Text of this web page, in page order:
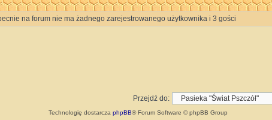
na forum nie ma żadnego zarejestrowanego użytkownika i 3 gości
Przejdź do:
Technologię dostarcza phpBB® Forum Software © phpBB Group